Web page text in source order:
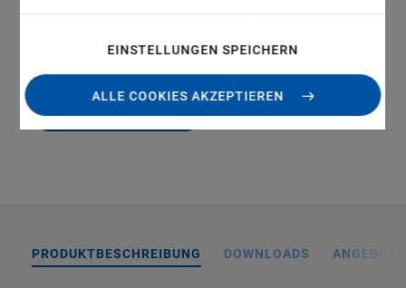
EINSTELLUNGEN SPEICHERN
ALLE COOKIES AKZEPTIEREN
ANGEBOT / BESTELLUNG
PRODUKTBESCHREIBUNG DOWNLOADS ANGEBOT